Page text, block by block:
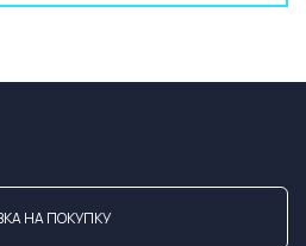
НА ПОКУПКУ